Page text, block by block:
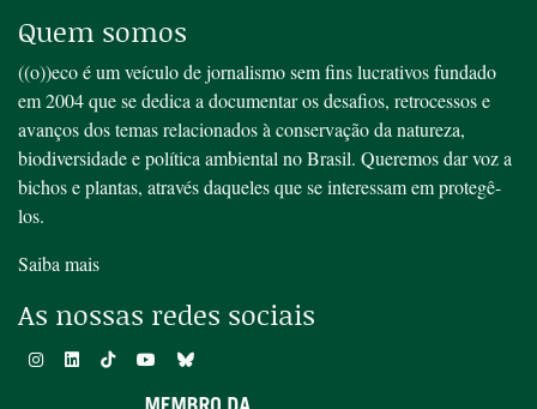
Quem somos
((o))eco é um veículo de jornalismo sem fins lucrativos fundado
em 2004 que se dedica a documentar os desafios, retrocessos e
avanços dos temas relacionados à conservação da natureza,
biodiversidade e política ambiental no Brasil. Queremos dar voz a
bichos e plantas, através daqueles que se interessam em protegê-
los.
Saiba mais
As nossas redes sociais